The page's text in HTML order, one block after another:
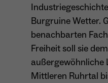
Anbieter Sgalinski
Laufzeit 1 Monat
Laufzeit 6 Monate
Zweck
Name
Burgruine Wetter.
benachbarten
Freiheit soll sie
außergewöhnliche
Mittleren Ruhrtal